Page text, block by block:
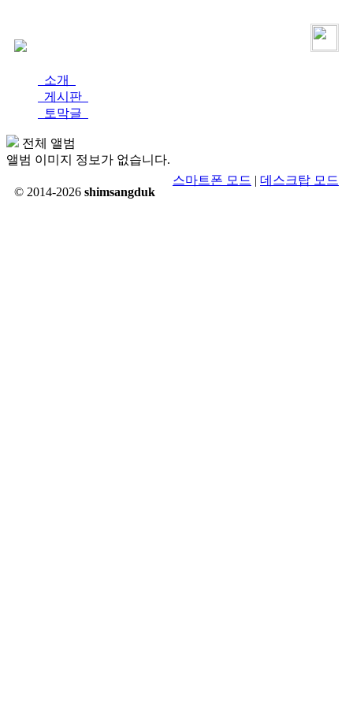
소개
게시판
토막글
전체 앨범
앨범 이미지 정보가 없습니다.
© 2014-2026 shimsangduk
스마트폰 모드 | 데스크탑 모드